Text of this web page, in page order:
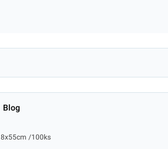
Blog
/100ks